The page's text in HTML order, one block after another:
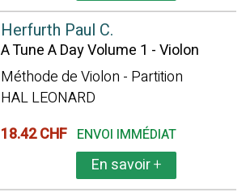
Herfurth Paul C.
A Tune A Day Volume 1 - Violon
Méthode de Violon - Partition
HAL LEONARD
18.42 CHF ENVOI IMMÉDIAT
En savoir+